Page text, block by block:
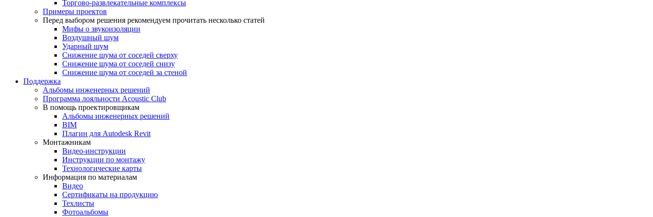
Торгово-развлекательные комплексы
Примеры проектов
Перед выбором решения рекомендуем прочитать несколько статей
Мифы о звукоизоляции
Воздушный шум
Ударный шум
Снижение шума от соседей сверху
Снижение шума от соседей снизу
Снижение шума от соседей за стеной
Поддержка
Альбомы инженерных решений
Программа лояльности Acoustic Club
В помощь проектировщикам
Альбомы инженерных решений
BIM
Плагин для Autodesk Revit
Монтажникам
Видео-инструкции
Инструкции по монтажу
Технологические карты
Информация по материалам
Видео
Сертификаты на продукцию
Техлисты
Фотоальбомы